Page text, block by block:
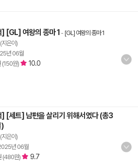
] [GL] 여왕의 종마 1 - [GL] 여왕의 종마 1
은이)
년 06월
(150원) 10.0
[세트] 남편을 살리기 위해서였다 (총3
)
은이)
년 06월
(480원) 9.7